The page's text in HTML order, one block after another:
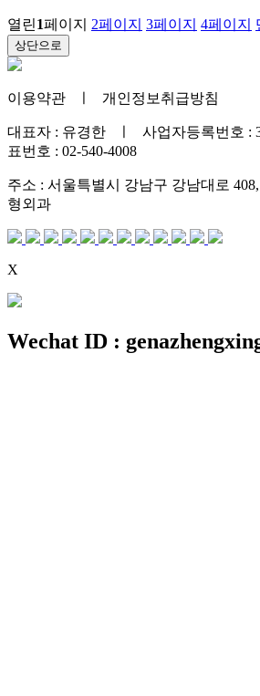
열린1페이지 2페이지 3페이지 4페이지
상단으로
이용약관 개인정보취급방침
대표자 : 유경한 ㅣ 사업자등록번호 :
표번호 : 02-540-4008
주소 : 서울특별시 강남구 강남대로
형외과
X
Wechat ID :